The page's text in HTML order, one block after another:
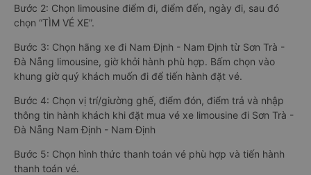
Bước 2: Chọn limousine điểm đi, điểm đến, ngày đi, sau đó
chọn “TÌM VÉ XE”.
Bước 3: Chọn hãng xe đi Nam Định - Nam Định từ Sơn Trà -
Đà Nẵng limousine, giờ khởi hành phù hợp. Bấm chọn vào
khung giờ quý khách muốn đi để tiến hành đặt vé.
Bước 4: Chọn vị trí/giường ghế, điểm đón, điểm trả và nhập
thông tin hành khách khi đặt mua vé xe limousine đi Sơn Trà -
Đà Nẵng Nam Định - Nam Định
Bước 5: Chọn hình thức thanh toán vé phù hợp và tiến hành
thanh toán vé.